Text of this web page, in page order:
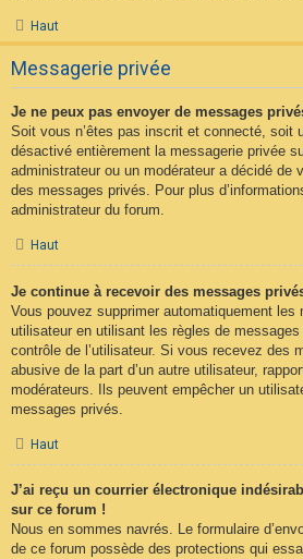
Haut
Messagerie privée
Je ne peux pas envoyer de messages
Soit vous n’êtes pas inscrit et connecté, soit
désactivé entièrement la messagerie privée
administrateur ou un modérateur a décidé de
des messages privés. Pour plus
administrateur du forum.
Haut
Je continue à recevoir des messages
Vous pouvez supprimer automatiquement les
utilisateur en utilisant les règles de
contrôle de l’utilisateur. Si vous recevez des
abusive de la part d’un autre utilisateur,
modérateurs. Ils peuvent empêcher un
messages privés.
Haut
J’ai reçu un courrier électronique
sur ce forum !
Nous en sommes navrés. Le formulaire
de ce forum possède des protections qui